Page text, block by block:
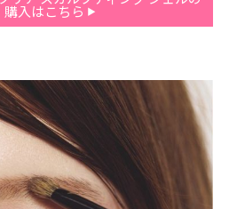
購入はこちら